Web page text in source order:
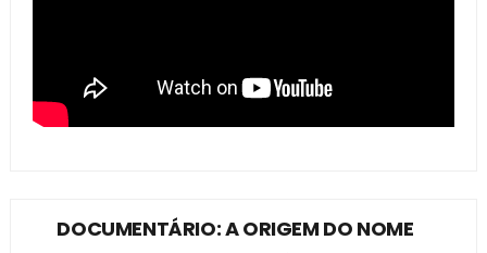
DOCUMENTÁRIO: A ORIGEM DO NOME